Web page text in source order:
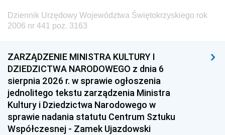
Dziennik Urzędowy Województwa Świętokrzyskiego rok
2006 nr 441 poz. 3163
ZARZĄDZENIE MINISTRA KULTURY I
DZIEDZICTWA NARODOWEGO z dnia 6
sierpnia 2026 r. w sprawie ogłoszenia
jednolitego tekstu zarządzenia Ministra
Kultury i Dziedzictwa Narodowego w
sprawie nadania statutu Centrum Sztuku
Współczesnej - Zamek Ujazdowski